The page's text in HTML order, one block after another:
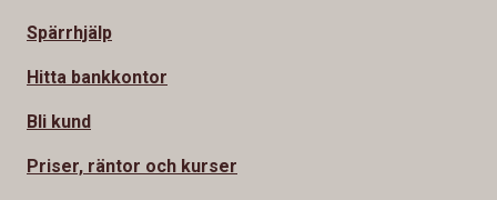
Spärrhjälp
Hitta bankkontor
Bli kund
Priser, räntor och kurser